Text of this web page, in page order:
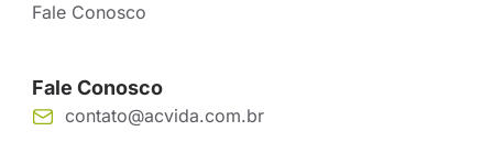
Fale Conosco
Fale Conosco
contato@acvida.com.br